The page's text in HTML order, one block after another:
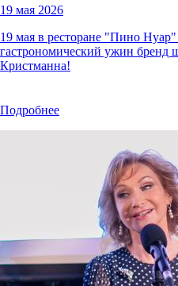
19 мая 2026
19 мая в ресторане "Пино
гастрономический ужин
Кристманна!
Подробнее